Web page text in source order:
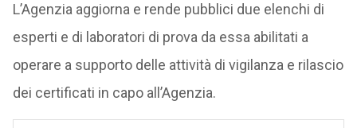
L’Agenzia aggiorna e rende pubblici due elenchi di
esperti e di laboratori di prova da essa abilitati a
operare a supporto delle attività di vigilanza e rilascio
dei certificati in capo all’Agenzia.